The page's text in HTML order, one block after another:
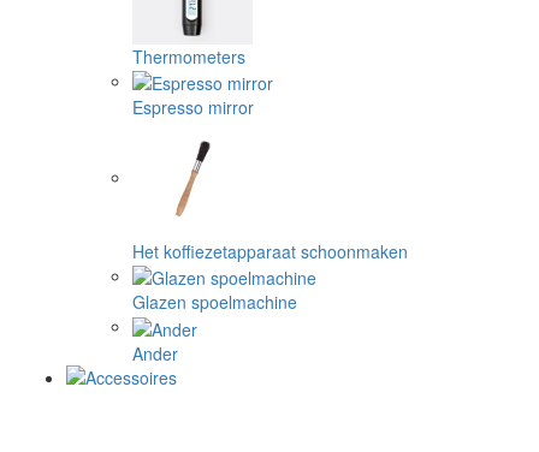
Thermometers
Espresso mirror
Het koffiezetapparaat schoonmaken
Glazen spoelmachine
Ander